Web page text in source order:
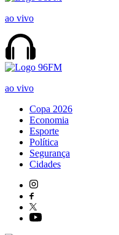
ao vivo
ao vivo
Copa 2026
Economia
Esporte
Política
Segurança
Cidades